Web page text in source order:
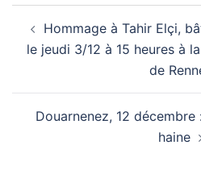
d’article
Hommage à Tahir Elçi,
le jeudi 3/12 à 15 heures à
de
Douarnenez, 12
haine